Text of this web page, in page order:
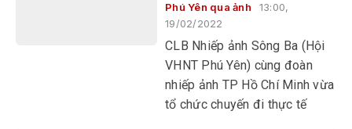
Phú Yên qua ảnh
13:00,
19/02/2022
CLB Nhiếp ảnh Sông Ba (Hội
VHNT Phú Yên) cùng đoàn
nhiếp ảnh TP Hồ Chí Minh vừa
tổ chức chuyến đi thực tế